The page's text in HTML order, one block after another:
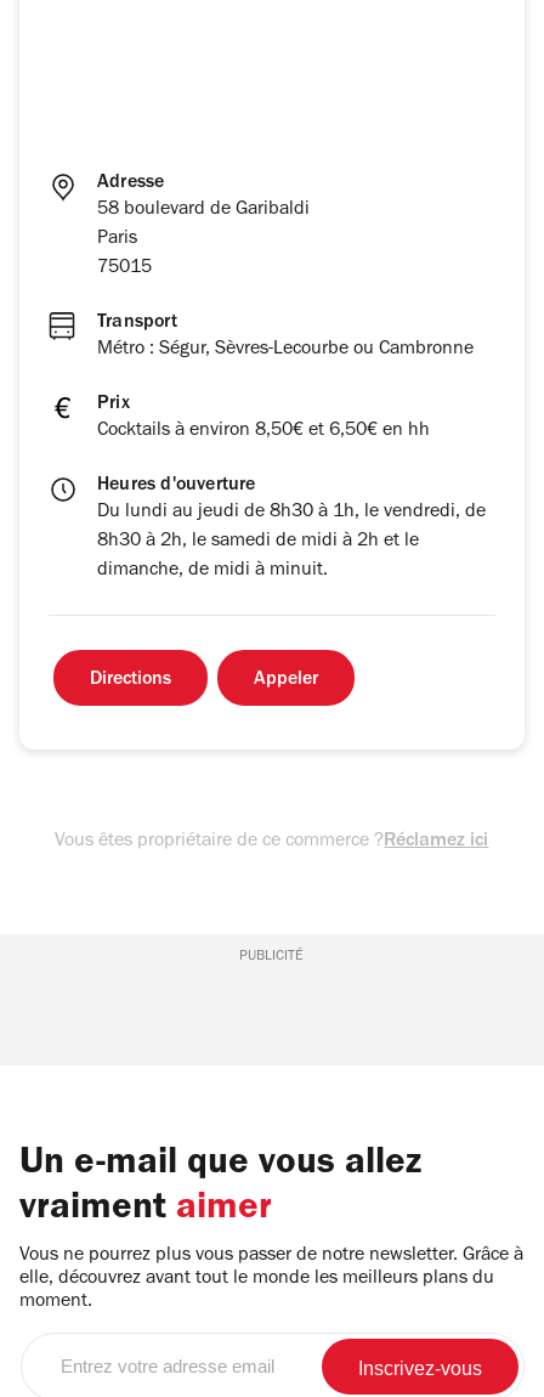
Adresse
58 boulevard de Garibaldi
Paris
75015
Transport
Métro : Ségur, Sèvres-Lecourbe ou Cambronne
Prix
Cocktails à environ 8,50€ et 6,50€ en hh
Heures d'ouverture
Du lundi au jeudi de 8h30 à 1h, le vendredi, de
8h30 à 2h, le samedi de midi à 2h et le
dimanche, de midi à minuit.
Directions Appeler
Vous êtes propriétaire de ce commerce ?Réclamez ici
PUBLICITÉ
Un e-mail que vous allez
vraiment aimer
Vous ne pourrez plus vous passer de notre newsletter. Grâce à
elle, découvrez avant tout le monde les meilleurs plans du
moment.